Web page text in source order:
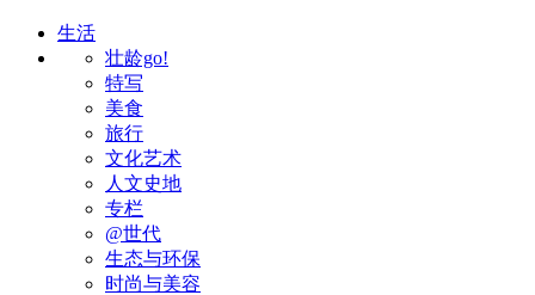
生活
壮龄go!
特写
美食
旅行
文化艺术
人文史地
专栏
@世代
生态与环保
时尚与美容